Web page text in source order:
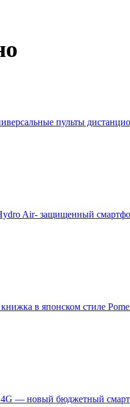
пульты
Air- защищенный
в японском стиле
— новый бюджетный